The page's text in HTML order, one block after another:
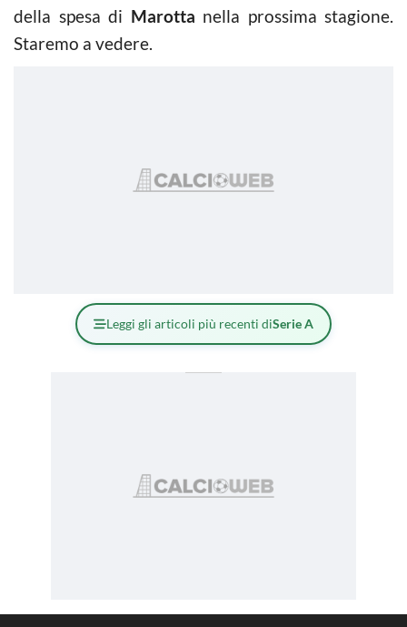
della spesa di Marotta nella prossima stagione.
Staremo a vedere.
Leggi gli articoli più recenti diSerie A